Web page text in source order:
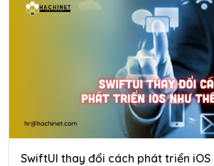
SwiftUI thay đổi cách phát triển iOS